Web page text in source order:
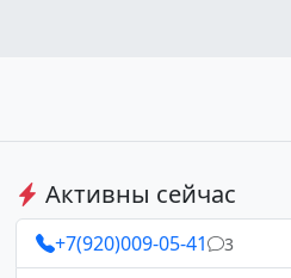
Активны сейчас
+7(920)009-05-41 3